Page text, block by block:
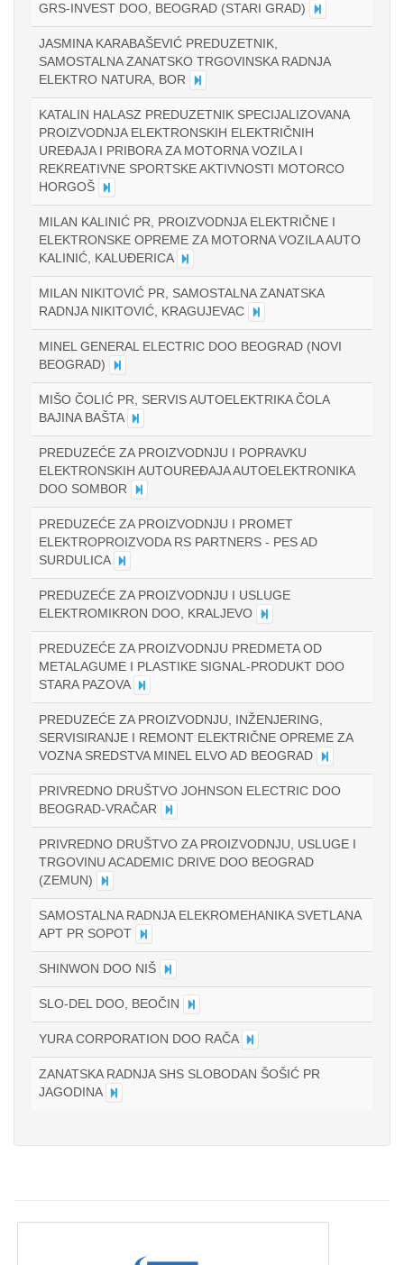
GRS-INVEST DOO, BEOGRAD (STARI GRAD)
JASMINA KARABAŠEVIĆ PREDUZETNIK,
SAMOSTALNA ZANATSKO TRGOVINSKA RADNJA
ELEKTRO NATURA, BOR
KATALIN HALASZ PREDUZETNIK SPECIJALIZOVANA
PROIZVODNJA ELEKTRONSKIH ELEKTRIČNIH
UREĐAJA I PRIBORA ZA MOTORNA VOZILA I
REKREATIVNE SPORTSKE AKTIVNOSTI MOTORCO
HORGOŠ
MILAN KALINIĆ PR, PROIZVODNJA ELEKTRIČNE I
ELEKTRONSKE OPREME ZA MOTORNA VOZILA AUTO
KALINIĆ, KALUĐERICA
MILAN NIKITOVIĆ PR, SAMOSTALNA ZANATSKA
RADNJA NIKITOVIĆ, KRAGUJEVAC
MINEL GENERAL ELECTRIC DOO BEOGRAD (NOVI
BEOGRAD)
MIŠO ČOLIĆ PR, SERVIS AUTOELEKTRIKA ČOLA
BAJINA BAŠTA
PREDUZEĆE ZA PROIZVODNJU I POPRAVKU
ELEKTRONSKIH AUTOUREĐAJA AUTOELEKTRONIKA
DOO SOMBOR
PREDUZEĆE ZA PROIZVODNJU I PROMET
ELEKTROPROIZVODA RS PARTNERS - PES AD
SURDULICA
PREDUZEĆE ZA PROIZVODNJU I USLUGE
ELEKTROMIKRON DOO, KRALJEVO
PREDUZEĆE ZA PROIZVODNJU PREDMETA OD
METALAGUME I PLASTIKE SIGNAL-PRODUKT DOO
STARA PAZOVA
PREDUZEĆE ZA PROIZVODNJU, INŽENJERING,
SERVISIRANJE I REMONT ELEKTRIČNE OPREME ZA
VOZNA SREDSTVA MINEL ELVO AD BEOGRAD
PRIVREDNO DRUŠTVO JOHNSON ELECTRIC DOO
BEOGRAD-VRAČAR
PRIVREDNO DRUŠTVO ZA PROIZVODNJU, USLUGE I
TRGOVINU ACADEMIC DRIVE DOO BEOGRAD
(ZEMUN)
SAMOSTALNA RADNJA ELEKROMEHANIKA SVETLANA
APT PR SOPOT
SHINWON DOO NIŠ
SLO-DEL DOO, BEOČIN
YURA CORPORATION DOO RAČA
ZANATSKA RADNJA SHS SLOBODAN ŠOŠIĆ PR
JAGODINA